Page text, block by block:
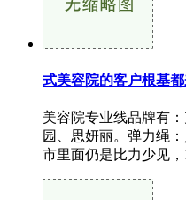
式美容院的客户根基
美容院专业线品牌有
园、思妍丽。弹力绳
市里面仍是比力少见